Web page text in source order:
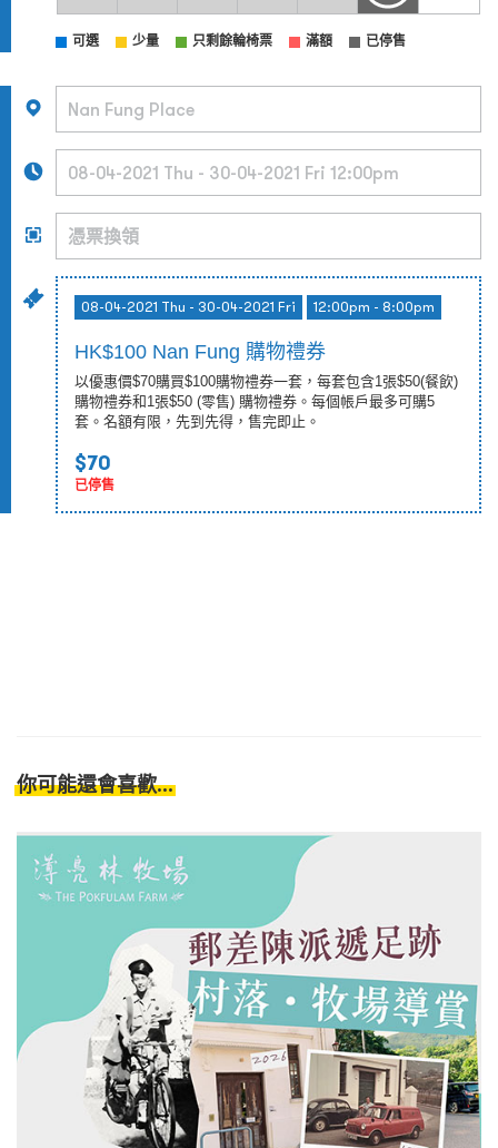
可選 少量 只剩餘輪椅票 滿額 已停售
08-04-2021 Thu - 30-04-2021 Fri 12:00pm - 8:00pm
HK$100 Nan Fung 購物禮券
以優惠價$70購買$100購物禮券一套，每套包含1張$50(餐飲)
購物禮券和1張$50 (零售) 購物禮券。每個帳戶最多可購5
套。名額有限，先到先得，售完即止。
$70
已停售
你可能還會喜歡...